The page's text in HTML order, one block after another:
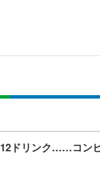
ドリンク……コン